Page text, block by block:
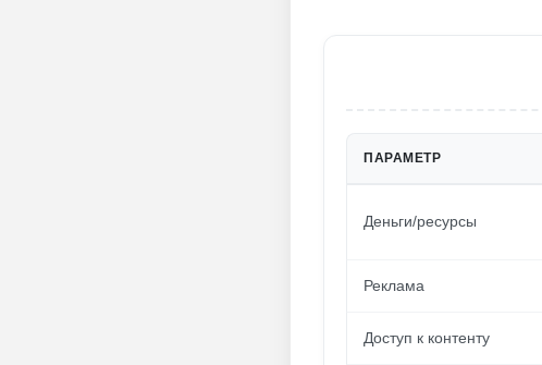
ПАРАМЕТР
Деньги/ресурсы
Реклама
Доступ к контенту